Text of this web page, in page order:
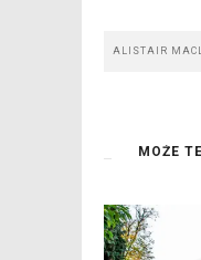
ALISTAIR
MOŻE